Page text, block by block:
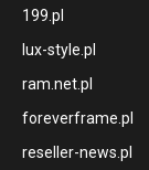
199.pl
lux-style.pl
ram.net.pl
foreverframe.pl
reseller-news.pl